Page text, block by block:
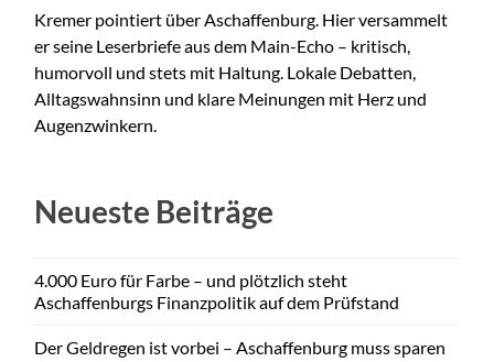
Kremer pointiert über Aschaffenburg. Hier versammelt
er seine Leserbriefe aus dem Main-Echo – kritisch,
humorvoll und stets mit Haltung. Lokale Debatten,
Alltagswahnsinn und klare Meinungen mit Herz und
Augenzwinkern.
Neueste Beiträge
4.000 Euro für Farbe – und plötzlich steht
Aschaffenburgs Finanzpolitik auf dem Prüfstand
Der Geldregen ist vorbei – Aschaffenburg muss sparen